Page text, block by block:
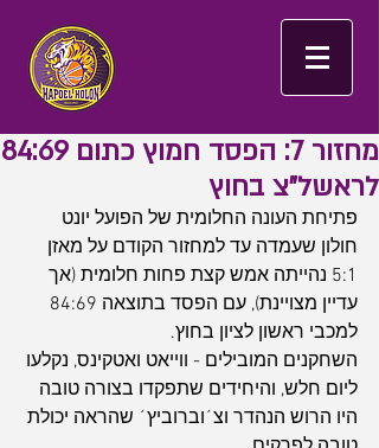
מחזור 7: הפסד חמוץ כתום 84:69
לראשל"צ בחוץ
פתיחת העונה החלומית של הפועל יונט
חולון שעמדה עד למחזור הקודם על מאזן
5:1 נהייתה אמש קצת פחות חלומית (אך
למכבי ראשון לציון בחוץ.
השחקנים המובילים - ווייאט ואטקינס, נקלעו
ליום חלש, והיחידים שתפקדו בצורה טובה
היו הרוש הנהדר וצ´וברוביץ´ שהראה יכולת